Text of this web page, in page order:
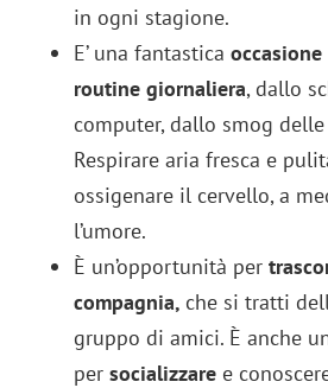
in ogni stagione.
E’ una fantastica
routine giornaliera, dallo
computer, dallo smog
Respirare aria fresca e
ossigenare il cervello, a
l’umore.
È un’opportunità per
compagnia, che si tratti
gruppo di amici. È anche
persocializzare e